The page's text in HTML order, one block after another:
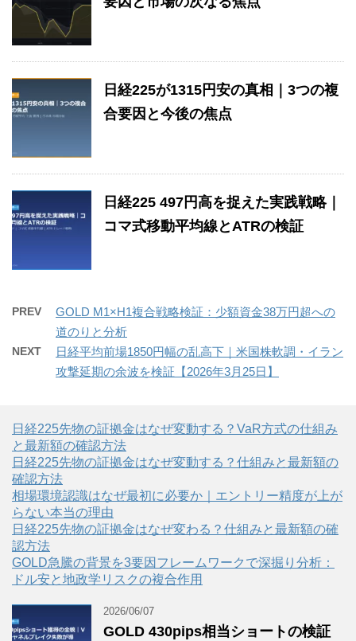
日経225が1315円安の真相｜3つの複
合要因と今後の焦点
日経225 497円高を捉えた実践戦略｜
コマ式移動平均線とATRの検証
PREV
GOLD M1×H1複合戦略検証：少額資金38万円超への
道のりと分析
NEXT
日経平均前場1850円幅の乱高下｜米国株軟調・イラン
攻撃延期の余波を検証【2026年3月25日】
日経225先物の証拠金はなぜ変動する？VaR方式の仕組み
と最新額の確認方法
日経225先物の証拠金はなぜ変動する？仕組みと最新額の
確認方法
相場環境認識はなぜ最初に必要か｜エントリー精度が上が
らない本当の理由
日経225先物の証拠金はなぜ変わる？仕組みと最新額の確
認方法
GOLD急騰の背景を3要因フレームワークで深掘り分析：
ドル安と地政学リスクの複合作用
2026/06/07
GOLD 430pips相当ショートの検証